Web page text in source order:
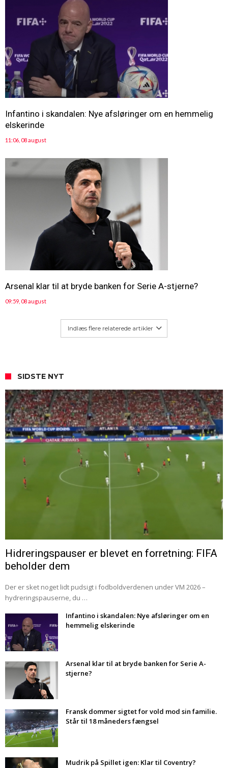
Infantino i skandalen: Nye afsløringer om en hemmelig
elskerinde
11:06, 08 august
Arsenal klar til at bryde banken for Serie A-stjerne?
09:59, 08 august
Indlæs flere relaterede artikler
SIDSTE NYT
Hidreringspauser er blevet en forretning: FIFA
beholder dem
Der er sket noget lidt pudsigt i fodboldverdenen under VM 2026 –
hydreringspauserne, du …
Infantino i skandalen: Nye afsløringer om en
hemmelig elskerinde
Arsenal klar til at bryde banken for Serie A-
stjerne?
Fransk dommer sigtet for vold mod sin familie.
Står til 18 måneders fængsel
Mudrik på Spillet igen: Klar til Coventry?